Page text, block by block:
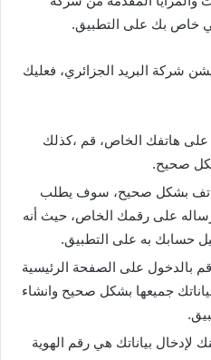
خاص بك على التطبيق.
شركة البريد الجزائري، فعليك
على هاتفك الخاص، قم ،كذلك
صحيح.
بشكل صحيح، سوف يطلب
على رقمك الخاص، حيث أنه
حسابك به على التطبيق.
بالدخول على الصفحة الرئيسية
جميعها بشكل صحيح وانشاء
بياناتك هي رقم الهوية